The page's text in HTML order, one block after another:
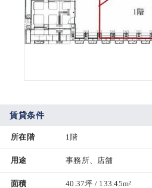
賃貸条件
所在階 1階
用途 事務所、店舗
面積 40.37坪 / 133.45m²